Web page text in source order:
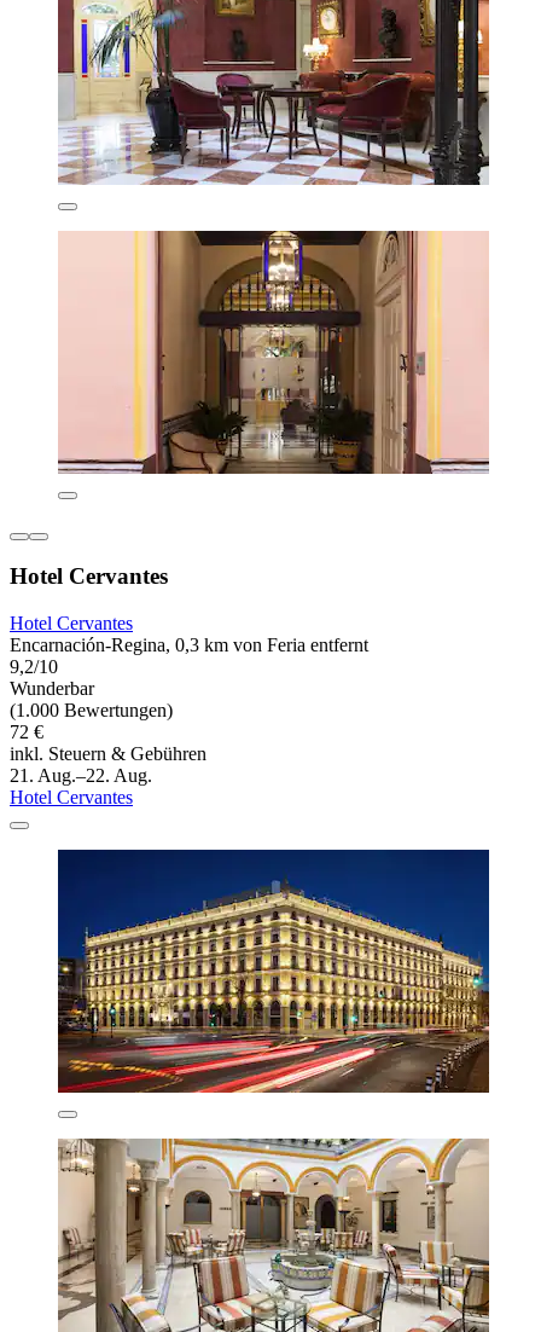
Hotel Cervantes
Hotel Cervantes
Encarnación-Regina, 0,3 km von Feria entfernt
9,2/10
Wunderbar
(1.000 Bewertungen)
72 €
inkl. Steuern & Gebühren
21. Aug.–22. Aug.
Hotel Cervantes